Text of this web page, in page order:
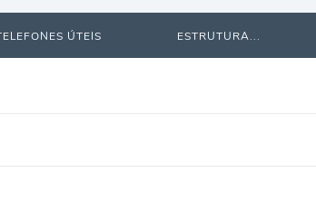
ÚTEIS ESTRUTURA...